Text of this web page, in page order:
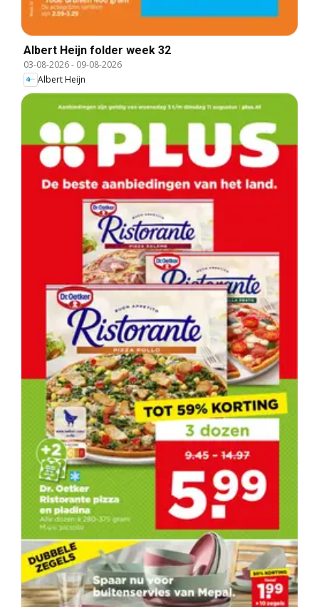
Albert Heijn folder week 32
03-08-2026- 09-08-2026
Albert Heijn